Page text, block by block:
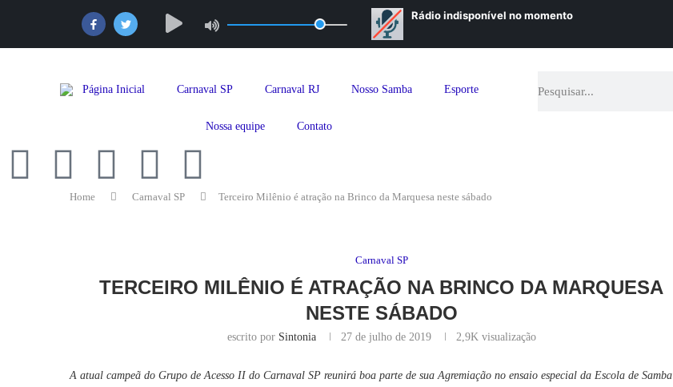
Página Inicial Carnaval SP Carnaval RJ Nosso Samba Esporte
Nossa equipe Contato
Home Carnaval SP Terceiro Milênio é atração na Brinco da Marquesa neste sábado
Carnaval SP
TERCEIRO MILÊNIO É ATRAÇÃO NA BRINCO DA MARQUESA
NESTE SÁBADO
escrito por Sintonia 27 de julho de 2019 2,9Kvisualização
A atual campeã do Grupo de Acesso II do Carnaval SP reunirá boa parte de sua Agremiação no ensaio especial da Escola de Samba